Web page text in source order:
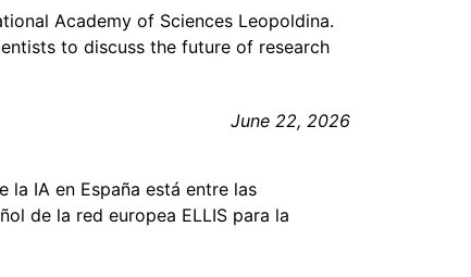
Academy of Sciences Leopoldina.
to discuss the future of research
June 22, 2026
la IA en España está entre las
de la red europea ELLIS para la